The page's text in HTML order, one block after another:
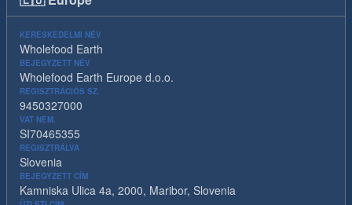
KERESKEDELMI NÉV
Wholefood Earth
BEJEGYZETT NÉV
Wholefood Earth Europe d.o.o.
REGISZTRÁCIÓS SZ.
9450327000
VAT NEM.
SI70465355
REGISZTRÁLVA
Slovenia
BEJEGYZETT CÍM
Kamniska Ulica 4a, 2000, Maribor, Slovenia